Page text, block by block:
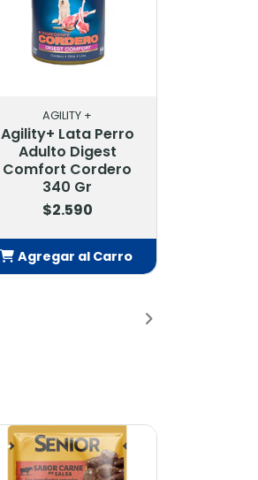
AGILITY +
Agility+ Lata Perro
Adulto Digest
Comfort Cordero
340 Gr
$2.590
Agregar al Carro